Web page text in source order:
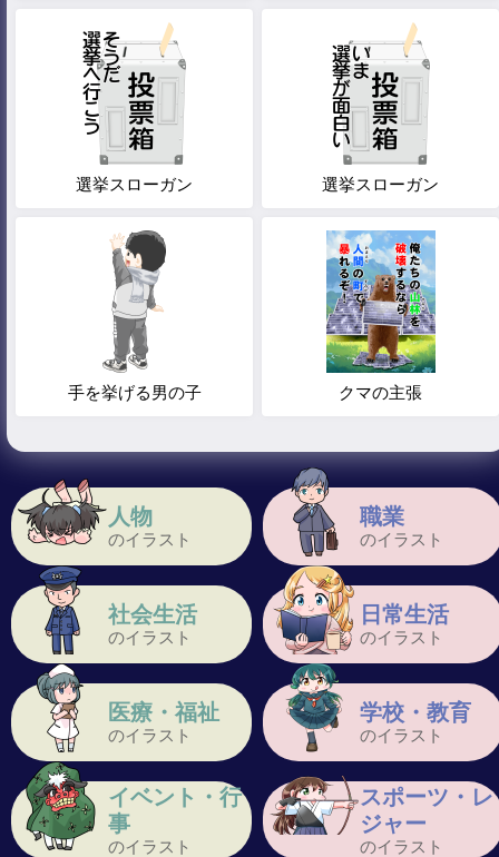
人物
のイラスト
職業
のイラスト
社会生活
のイラスト
日常生活
のイラスト
医療・福祉
のイラスト
学校・教育
のイラスト
イベント・行
事
のイラスト
スポーツ・レ
ジャー
のイラスト
選挙スローガン 選挙スローガン
手を挙げる男の子 クマの主張